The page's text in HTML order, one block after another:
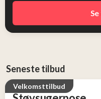
Seneste tilbud
Velkomsttilbud